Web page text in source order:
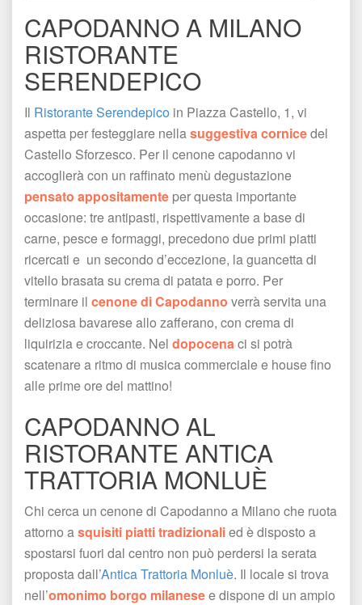
CAPODANNO A MILANO
RISTORANTE
SERENDEPICO
Il Ristorante Serendepico in Piazza Castello, 1, vi
aspetta per festeggiare nella uggestiva cornice del
Castello Sforzesco. Per il cenone capodanno vi
accoglierà con un raffinato menù degustazione
pensato appositamente per questa importante
occasione: tre antipasti, rispettivamente a base di
carne, pesce e formaggi, precedono due primi piatti
ricercati e un secondo d’eccezione, la guancetta di
vitello brasata su crema di patata e porro. Per
terminare il cenone di Capodanno verrà servita una
deliziosa bavarese allo zafferano, con crema di
liquirizia e croccante. Nel dopocena ci si potrà
catenare a ritmo di musica commerciale e house fino
alle prime ore del mattino!
CAPODANNO AL
RISTORANTE ANTICA
TRATTORIA MONLUÈ
Chi cerca un cenone di Capodanno a Milano che ruota
attorno a quisiti piatti tradizionali ed è disposto a
postarsi fuori dal centro non può perdersi la serata
proposta dall’Antica Trattoria Monluè. Il locale si trova
nell’omonimo borgo milanese e dispone di un ampio